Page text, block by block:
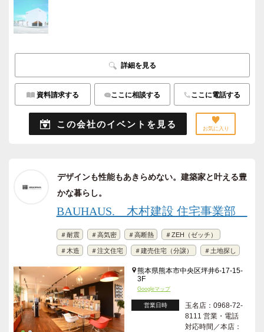
この会社のイベントを見る お気に入り
詳細を見る
資料請求する ここに相談する ここに電話する
デザインも性能もあきらめない。建築家と叶える豊
かな暮らし。
BAUHAUS. 木村建設 住宅事業部
＃耐震 ＃高気密 ＃高断熱 ＃ZEH（ゼッチ）
＃木造 ＃注文住宅 ＃建売住宅（分譲） ＃土地探し
熊本県熊本市中央区坪井6-17-15-
3F
Googleマップ
営業日時
玉名店：0968-72-
8111 営業・電話
対応時間／本店：